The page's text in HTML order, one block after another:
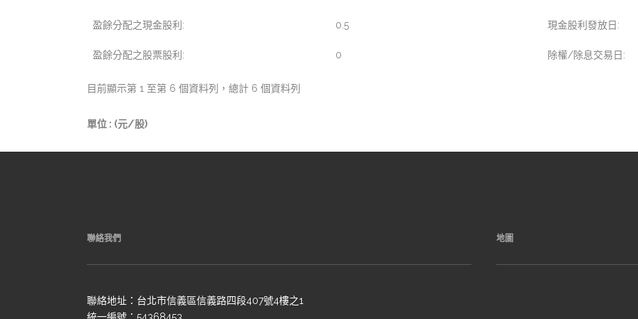
盈餘分配之現金股利: 0.5 現金股利發放日:
盈餘分配之股票股利: 0 除權/除息交易日:
目前顯示第 1 至第 6 個資料列，總計 6 個資料列
單位 : (元/股)
聯絡我們
聯絡地址：台北市信義區信義路四段407號4樓之1
地圖